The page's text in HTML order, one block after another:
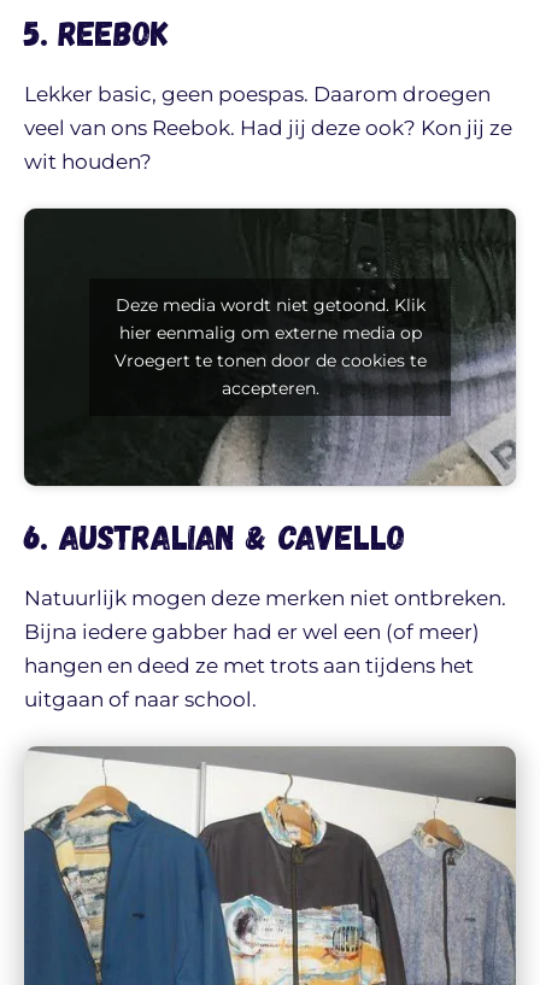
5. Reebok
Lekker basic, geen poespas. Daarom droegen
veel van ons Reebok. Had jij deze ook? Kon jij ze
wit houden?
Deze media wordt niet getoond. Klik
hier eenmalig om externe media op
Vroegert te tonen door de cookies te
accepteren.
6. Australian & Cavello
Natuurlijk mogen deze merken niet ontbreken.
Bijna iedere gabber had er wel een (of meer)
hangen en deed ze met trots aan tijdens het
uitgaan of naar school.